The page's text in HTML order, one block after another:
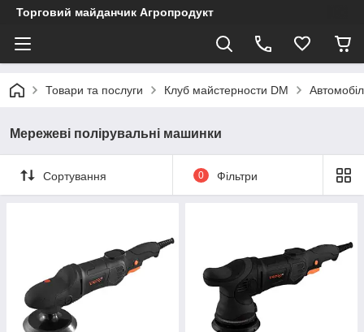
Торговий майданчик Агропродукт
Товари та послуги Клуб майстерности DM
Мережеві полірувальні машинки
Сортування 0 Фільтри